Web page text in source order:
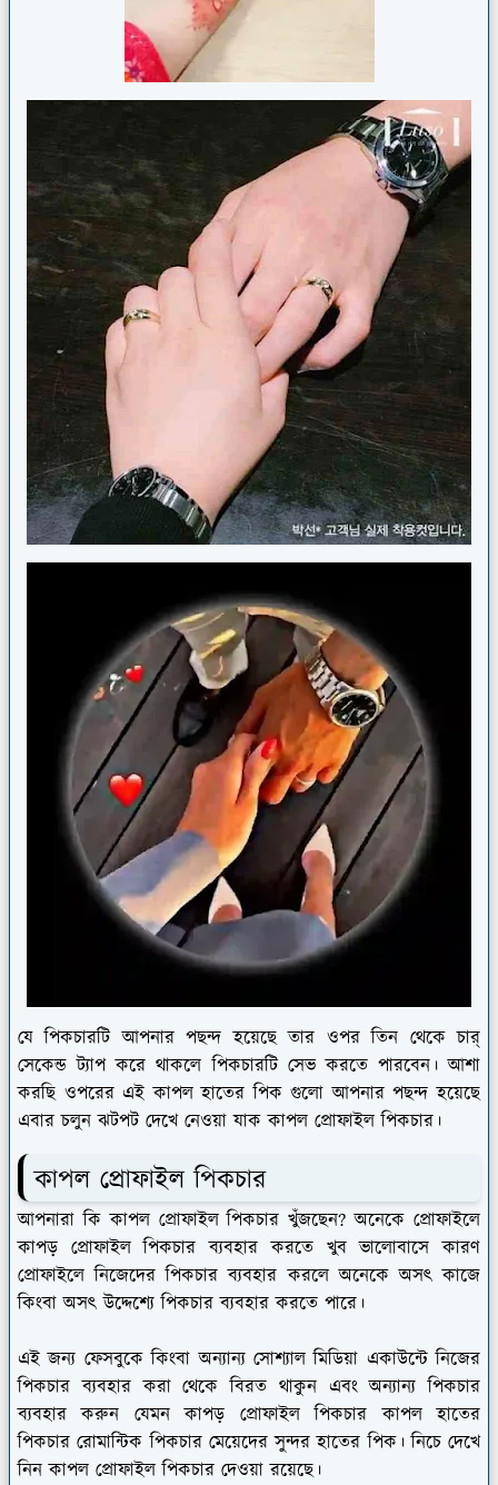
যে পিকচারটি আপনার পছন্দ হয়েছে তার ওপর তিন থেকে চার্
সেকেন্ড ট্যাপ করে থাকলে পিকচারটি সেভ করতে পারবেন। আশা
করছি ওপরের এই কাপল হাতের পিক গুলো আপনার পছন্দ হয়েছে
এবার চলুন ঝটপট দেখে নেওয়া যাক কাপল প্রোফাইল পিকচার।
কাপল প্রোফাইল পিকচার
আপনারা কি কাপল প্রোফাইল পিকচার খুঁজছেন? অনেকে প্রোফাইলে
কাপড় প্রোফাইল পিকচার ব্যবহার করতে খুব ভালোবাসে কারণ
প্রোফাইলে নিজেদের পিকচার ব্যবহার করলে অনেকে অসৎ কাজে
কিংবা অসৎ উদ্দেশ্যে পিকচার ব্যবহার করতে পারে।
এই জন্য ফেসবুকে কিংবা অন্যান্য সোশ্যাল মিডিয়া একাউন্টে নিজের
পিকচার ব্যবহার করা থেকে বিরত থাকুন এবং অন্যান্য পিকচার
ব্যবহার করুন যেমন কাপড় প্রোফাইল পিকচার কাপল হাতের
পিকচার রোমান্টিক পিকচার মেয়েদের সুন্দর হাতের পিক। নিচে দেখে
নিন কাপল প্রোফাইল পিকচার দেওয়া রয়েছে।